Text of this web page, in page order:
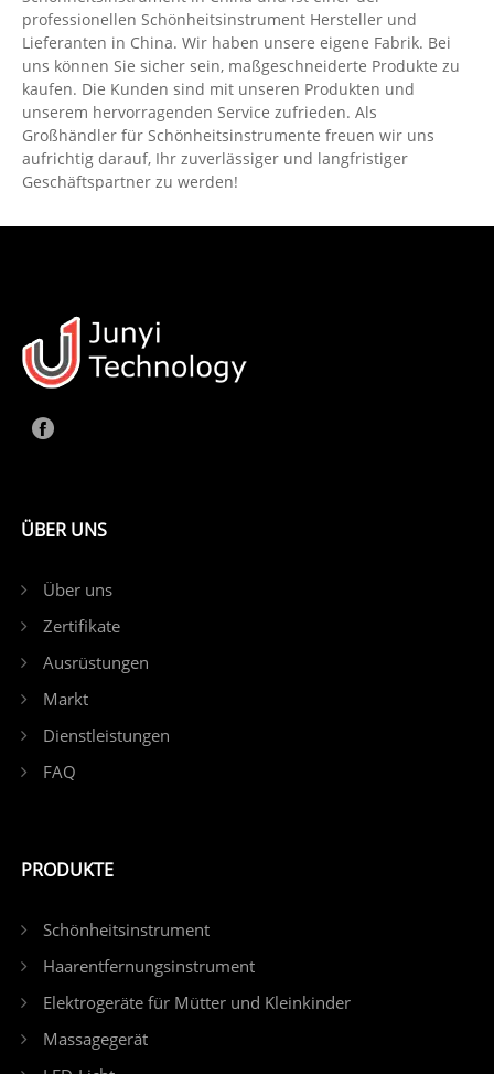
professionellen Schönheitsinstrument Hersteller und
Lieferanten in China. Wir haben unsere eigene Fabrik. Bei
uns können Sie sicher sein, maßgeschneiderte Produkte zu
kaufen. Die Kunden sind mit unseren Produkten und
unserem hervorragenden Service zufrieden. Als
Großhändler für Schönheitsinstrumente freuen wir uns
aufrichtig darauf, Ihr zuverlässiger und langfristiger
Geschäftspartner zu werden!
ÜBER UNS
Über uns
Zertifikate
Ausrüstungen
Markt
Dienstleistungen
FAQ
PRODUKTE
Schönheitsinstrument
Haarentfernungsinstrument
Elektrogeräte für Mütter und Kleinkinder
Massagegerät